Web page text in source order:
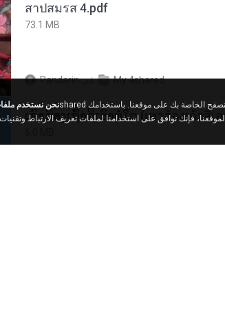
สาปสมรส 4.pdf
73.1 MB
Pandarinفي My 4shared
نحن نستخدم
لموقعنا، فإنك توافق على استخدامنا لملفات تعريف الارتباط وتقنيات